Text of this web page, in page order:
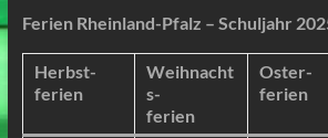
Ferien Rheinland-Pfalz – Schuljahr
Herbst-
ferien
Weihnacht
s-
ferien
Oster-
ferien